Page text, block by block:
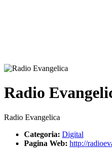
Radio
Radio Evangelica
Categoria: Digital
Pagina Web: http://